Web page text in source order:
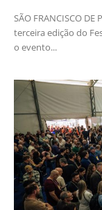
SÃO FRANCISCO
terceira edição do
o evento...